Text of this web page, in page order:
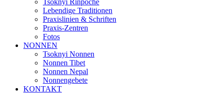
Tsoknyi Rinpoche
Lebendige Traditionen
Praxislinien & Schriften
Praxis-Zentren
Fotos
NONNEN
Tsoknyi Nonnen
Nonnen Tibet
Nonnen Nepal
Nonnengebete
KONTAKT